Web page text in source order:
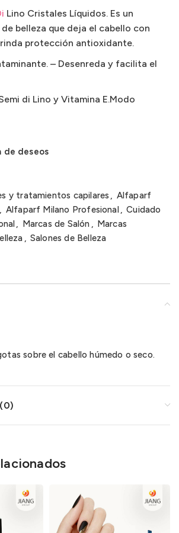
Lino Cristales Líquidos. Es un
belleza que deja el cabello con
protección antioxidante.
– Desenreda y facilita el
di Lino y Vitamina E.Modo
de deseos
y tratamientos capilares , Alfaparf
, Alfaparf Milano Profesional , Cuidado
, Marcas de Salón , Marcas
, Salones de Belleza
sobre el cabello húmedo o seco.